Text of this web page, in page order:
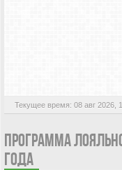
Текущее время: 08 авг 2026,
ПРОГРАММА
ГОДА